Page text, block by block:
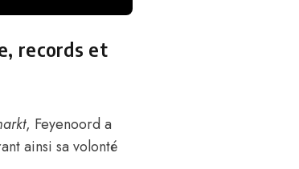
records et
, Feyenoord a
ainsi sa volonté